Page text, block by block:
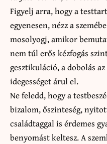
Figyelj arra, hogy a
egyenesen, nézz a
mosolyogj, amikor
nem túl erős kézfogás
gesztikuláció, a dobolás
idegességet árul el.
Ne feledd, hogy a
bizalom, őszinteség,
családtaggal is érdemes
benyomást keltesz. A